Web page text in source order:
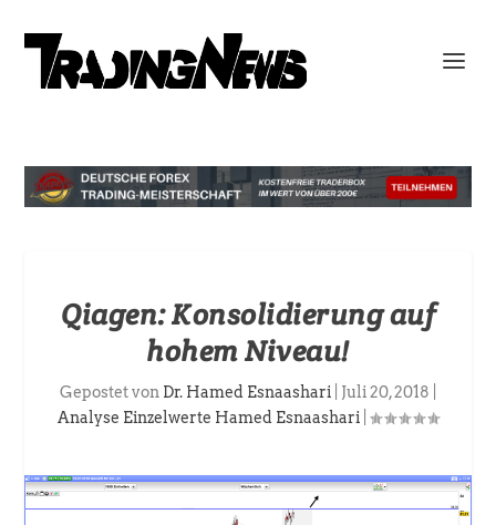
Qiagen: Konsolidierung auf
hohem Niveau!
Gepostet von Dr. Hamed Esnaashari Juli 20, 2018
Analyse Einzelwerte Hamed Esnaashari